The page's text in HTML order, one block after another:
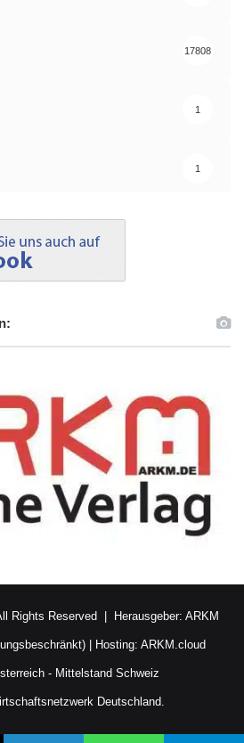
17808
1
1
Rights Reserved | Herausgeber: ARKM
| Hosting: ARKM.cloud
- Mittelstand Schweiz
Deutschland.